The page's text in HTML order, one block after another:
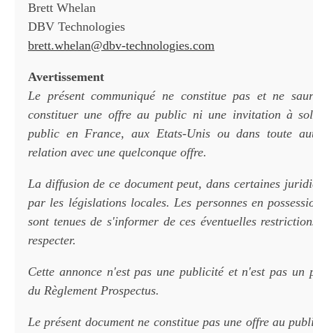
Brett Whelan
DBV Technologies
brett.whelan@dbv-technologies.com
Avertissement
Le présent communiqué ne constitue pas et ne
constituer une offre au public ni une invitation à
public en France, aux Etats-Unis ou dans toute
relation avec une quelconque offre.
La diffusion de ce document peut, dans certaines
par les législations locales. Les personnes en
sont tenues de s'informer de ces éventuelles
respecter.
Cette annonce n'est pas une publicité et n'est pas un
du Règlement Prospectus.
Le présent document ne constitue pas une offre au